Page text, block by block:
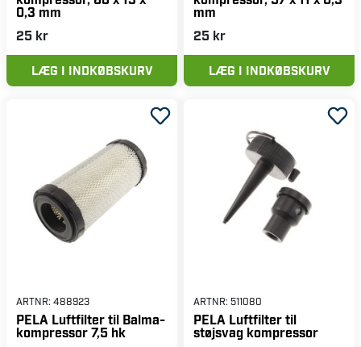
0,3 mm
25 kr
LÆG I INDKØBSKURV
mm
25 kr
LÆG I INDKØBSKURV
ARTNR: 488923
PELA Luftfilter til Balma-
kompressor 7,5 hk
ARTNR: 511080
PELA Luftfilter til
støjsvag kompressor